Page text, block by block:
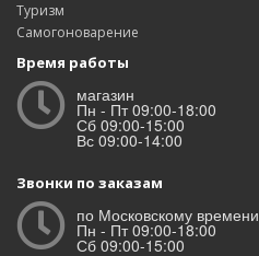
Туризм
Самогоноварение
Время работы
магазин
Пн - Пт 09:00-18:00
Сб 09:00-15:00
Вс 09:00-14:00
Звонки по заказам
по Московскому времени
Пн - Пт 09:00-18:00
Сб 09:00-15:00